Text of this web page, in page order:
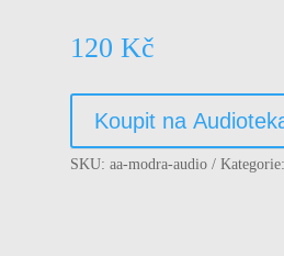
120 Kč
Koupit na
SKU: aa-modra-audio Kategorie: